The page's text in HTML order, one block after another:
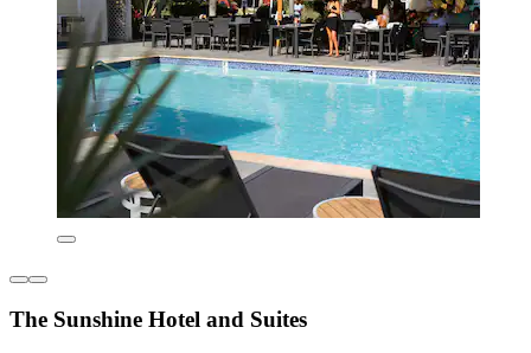
The Sunshine Hotel and Suites